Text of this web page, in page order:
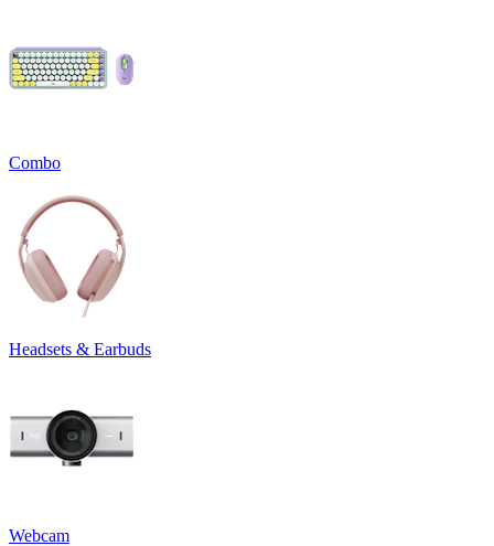
Combo
Headsets & Earbuds
Webcam